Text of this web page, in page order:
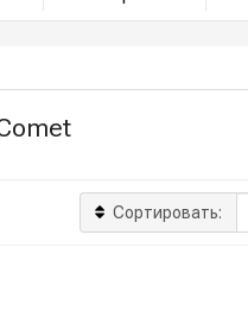
Сортировать: